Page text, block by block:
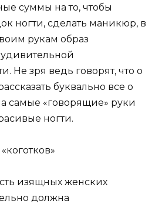
суммы на то, чтобы
ногти, сделать маникюр, в
рукам образ
Не зря ведь говорят, что о
буквально все о
самые «говорящие» руки
ногти.
изящных женских
должна